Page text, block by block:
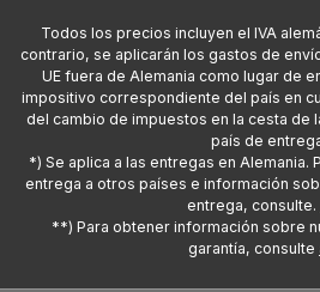
Todos los precios incluyen el IVA
contrario, se aplicarán los gastos de
UE fuera de Alemania como lugar de
impositivo correspondiente del país en
del cambio de impuestos en la cesta de
país de
*) Se aplica a las entregas en Alemania.
entrega a otros países e información
entrega, consulte.
**) Para obtener información sobre
garantía, consulte